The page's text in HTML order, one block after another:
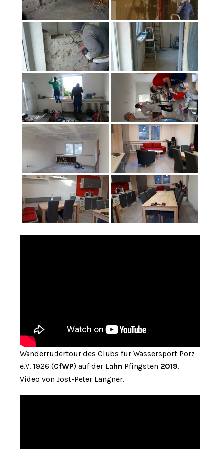
Wanderrudertour des Clubs für Wassersport Porz
e.V. 1926 (CfWP) auf der Lahn Pfingsten 2019.
Video von Jost-Peter Langner.